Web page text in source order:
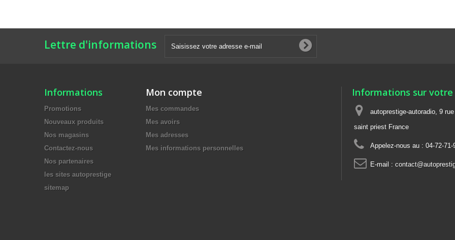
Lettre d'informations
Informations
Promotions
Nouveaux produits
Nos magasins
Contactez-nous
Nos partenaires
les sites autoprestige
sitemap
Mon compte
Mes commandes
Mes avoirs
Mes adresses
Mes informations personnelles
Informations sur
autoprestige-autoradio, 9
saint priest France
Appelez-nous au : 04-72-71-
E-mail :